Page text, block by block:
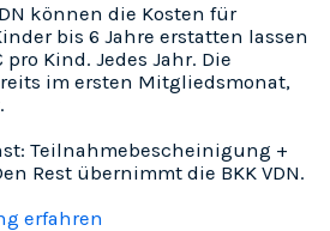
können die Kosten für
bis 6 Jahre erstatten lassen
Kind. Jedes Jahr. Die
im ersten Mitgliedsmonat,
Teilnahmebescheinigung +
Rest übernimmt die BKK VDN.
erfahren